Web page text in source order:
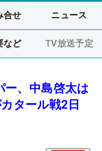
合せ ニュース
など TV放送予定
ー、中島啓太は
タール戦2日